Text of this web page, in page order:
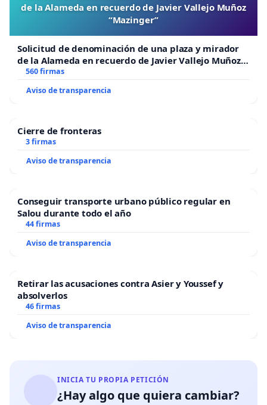
de la Alameda en recuerdo de Javier Vallejo Muñoz
“Mazinger”
Solicitud de denominación de una plaza y mirador
de la Alameda en recuerdo de Javier Vallejo Muñoz
“Mazinger”
560 firmas
Aviso de transparencia
Cierre de fronteras
3 firmas
Aviso de transparencia
Conseguir transporte urbano público regular en
Salou durante todo el año
44 firmas
Aviso de transparencia
Retirar las acusaciones contra Asier y Youssef y
absolverlos
46 firmas
Aviso de transparencia
INICIA TU PROPIA PETICIÓN
¿Hay algo que quiera cambiar?